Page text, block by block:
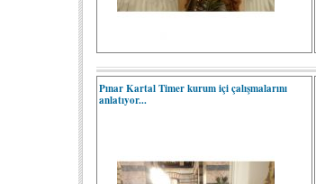
Pınar Kartal Timer kurum içi çalışmalarını
anlatıyor...